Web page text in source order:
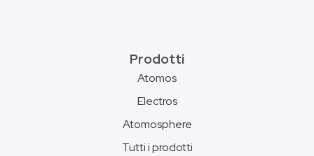
Prodotti
Atomos
Electros
Atomosphere
Tutti i prodotti